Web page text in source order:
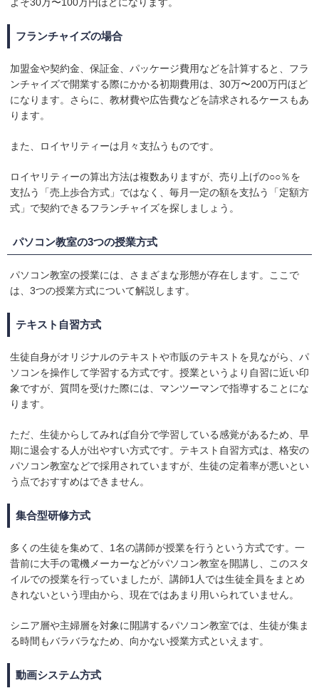
フランチャイズの場合
加盟金や契約金、保証金、パッケージ費用などを計算すると、フラ
ンチャイズで開業する際にかかる初期費用は、30万〜200万円ほど
になります。さらに、教材費や広告費などを請求されるケースもあ
ります。
また、ロイヤリティーは月々支払うものです。
ロイヤリティーの算出方法は複数ありますが、売り上げの○○％を
支払う「売上歩合方式」ではなく、毎月一定の額を支払う「定額方
式」で契約できるフランチャイズを探しましょう。
パソコン教室の3つの授業方式
パソコン教室の授業には、さまざまな形態が存在します。ここで
は、3つの授業方式について解説します。
テキスト自習方式
生徒自身がオリジナルのテキストや市販のテキストを見ながら、パ
ソコンを操作して学習する方式です。授業というより自習に近い印
象ですが、質問を受けた際には、マンツーマンで指導することにな
ります。
ただ、生徒からしてみれば自分で学習している感覚があるため、早
期に退会する人が出やすい方式です。テキスト自習方式は、格安の
パソコン教室などで採用されていますが、生徒の定着率が悪いとい
う点でおすすめはできません。
集合型研修方式
多くの生徒を集めて、1名の講師が授業を行うという方式です。一
昔前に大手の電機メーカーなどがパソコン教室を開講し、このスタ
イルでの授業を行っていましたが、講師1人では生徒全員をまとめ
きれないという理由から、現在ではあまり用いられていません。
シニア層や主婦層を対象に開講するパソコン教室では、生徒が集ま
る時間もバラバラなため、向かない授業方式といえます。
動画システム方式